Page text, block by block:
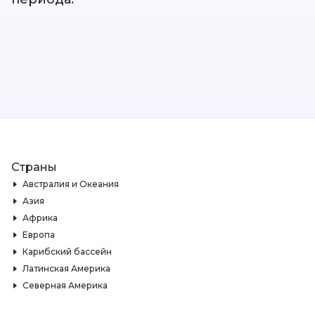
Страны
Австралия и Океания
Азия
Африка
Европа
Карибский бассейн
Латинская Америка
Северная Америка